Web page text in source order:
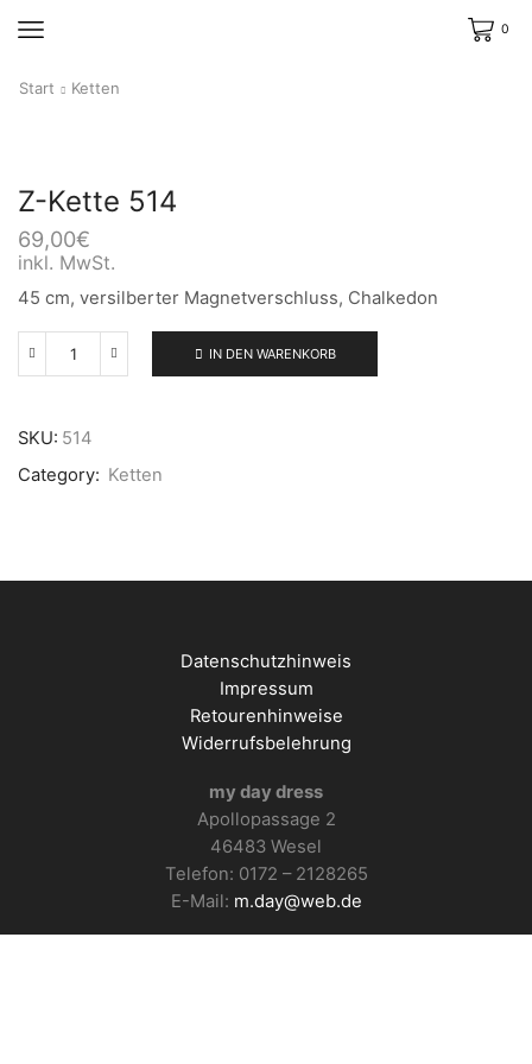
0
Start Ketten
Z-Kette 514
69,00€
inkl. MwSt.
45 cm, versilberter Magnetverschluss, Chalkedon
Z-
Menge
IN DEN WARENKORB
SKU: 514
Category: Ketten
Datenschutzhinweis
Impressum
Retourenhinweise
Widerrufsbelehrung
my day dress
Apollopassage 2
46483 Wesel
Telefon: 0172 – 2128265
E-Mail: m.day@web.de